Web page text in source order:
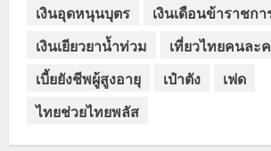
เงินอุดหนุนบุตร
เงินเดือนข้าราชกา
เงินเยียวยาน้ำท่วม
เที่ยวไทยคนละ
เบี้ยยังชีพผู้สูงอายุ
เป๋าตัง
เฟด
ไทยช่วยไทยพลัส